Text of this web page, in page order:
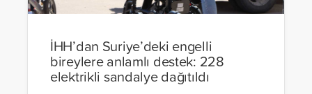
İHH’dan Suriye’deki engelli
bireylere anlamlı destek: 228
elektrikli sandalye dağıtıldı